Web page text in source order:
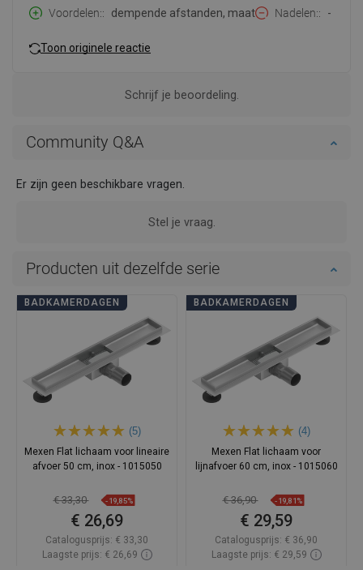
Voordelen:
dempende afstanden, maat Nadelen: -
Toon originele reactie
Schrijf je beoordeling.
Community Q&A
Er zijn geen beschikbare vragen.
Stel je vraag.
Producten uit dezelfde serie
BADKAMERDAGEN
(5)
Mexen Flat lichaam voor lineaire
afvoer 50 cm, inox - 1015050
€ 33,30 -19,85%
€ 26,69
Catalogusprijs: € 33,30
Laagste prijs: € 26,69
BADKAMERDAGEN
(4)
Mexen Flat lichaam voor
lijnafvoer 60 cm, inox - 1015060
€ 36,90 -19,81%
€ 29,59
Catalogusprijs: € 36,90
Laagste prijs: € 29,59